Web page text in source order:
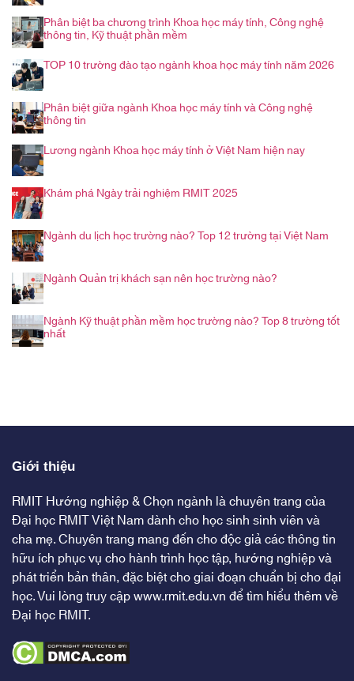
Phân biệt ba chương trình Khoa học máy tính, Công nghệ
thông tin, Kỹ thuật phần mềm
TOP 10 trường đào tạo ngành khoa học máy tính năm 2026
Phân biệt giữa ngành Khoa học máy tính và Công nghệ
thông tin
Lương ngành Khoa học máy tính ở Việt Nam hiện nay
Khám phá Ngày trải nghiệm RMIT 2025
Ngành du lịch học trường nào? Top 12 trường tại Việt Nam
Ngành Quản trị khách sạn nên học trường nào?
Ngành Kỹ thuật phần mềm học trường nào? Top 8 trường tốt
nhất
Giới thiệu
RMIT Hướng nghiệp & Chọn ngành là chuyên trang của
Đại học RMIT Việt Nam dành cho học sinh sinh viên và
cha mẹ. Chuyên trang mang đến cho độc giả các thông tin
hữu ích phục vụ cho hành trình học tập, hướng nghiệp và
phát triển bản thân, đặc biệt cho giai đoạn chuẩn bị cho đại
học. Vui lòng truy cậpwww.rmit.edu.vnđể tìm hiểu thêm về
Đại học RMIT.